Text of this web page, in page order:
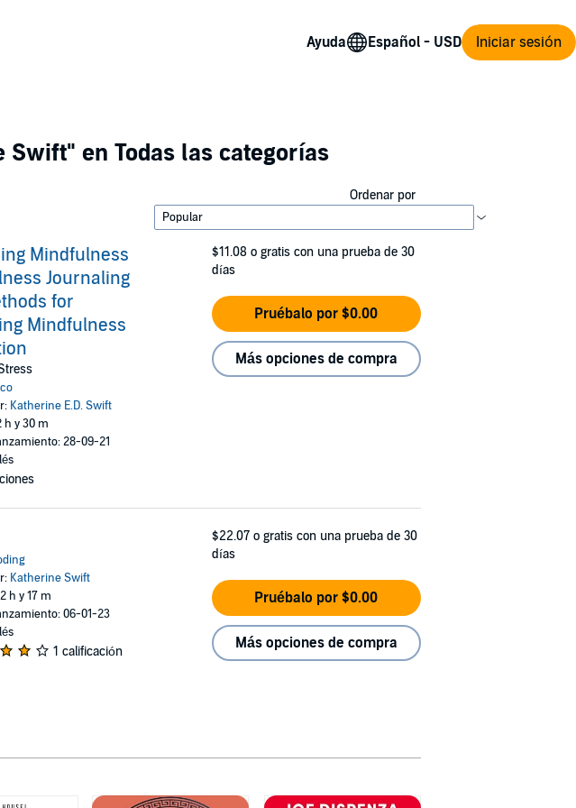
Ayuda Iniciar sesión
Swift" en Todas las categorías
Ordenar por
Mindfulness
Journaling
for
Mindfulness
Katherine E.D. Swift
h y 30 m
28-09-21
$11.08 o gratis con una prueba de 30
días
Pruébalo por $0.00
Más opciones de compra
Katherine Swift
h y 17 m
06-01-23
1 calificación
$22.07 o gratis con una prueba de 30
días
Pruébalo por $0.00
Más opciones de compra